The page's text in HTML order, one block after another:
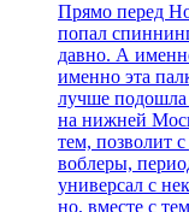
Прямо перед
попал
давно. А
именно эта
лучше
на нижней
тем, позволит
воблеры,
универсал с
но, вместе с